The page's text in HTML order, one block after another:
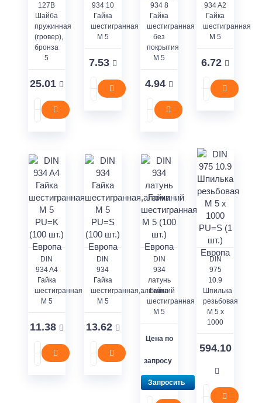
127В
Шайба
пружинная
(гровер),
бронза
5
25.01
934 10
Гайка
шестигранная
M 5
7.53
934 8
Гайка
шестигранная
без
покрытия
M 5
4.94
934 A2
Гайка
шестигранная
M 5
6.72
DIN
934 A4
Гайка
шестигранная
M 5
11.38
DIN
934
Гайка
шестигранная,алюминий
M 5
13.62
DIN
934
латунь
Гайка
шестигранная
M 5
Цена по
запросу
Запросить
DIN
975
10.9
Шпилька
резьбовая
M 5 x
1000
594.10